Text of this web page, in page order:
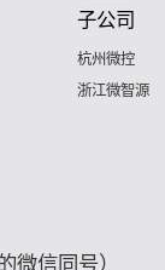
子公司
杭州微控
浙江微智源
微信同号）